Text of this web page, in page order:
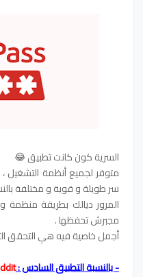
السرية كون كانت تطبيق 😂
متوفر لجميع أنظمة التشغيل
سر طويلة و قوية و مختلفة
المرور ديالك بطريقة
مجبرش تحفظها .
أجمل خاصية فيه هي التحقق
- بالنسبة التطبيق السادس :